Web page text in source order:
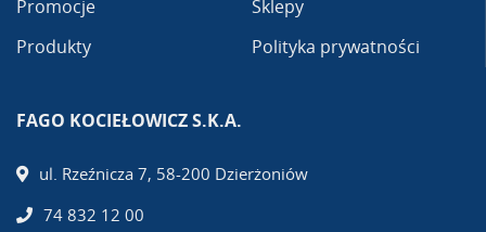
Promocje
Produkty
Sklepy
Polityka prywatności
FAGO KOCIEŁOWICZ S.K.A.
ul. Rzeźnicza 7, 58-200 Dzierżoniów
74 832 12 00